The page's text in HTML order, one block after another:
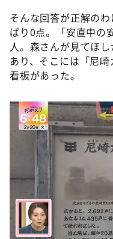
そんな回答が正解の
ぱり0点。「安直中の
人。森さんが見てほ
あり、そこには「尼
看板があった。